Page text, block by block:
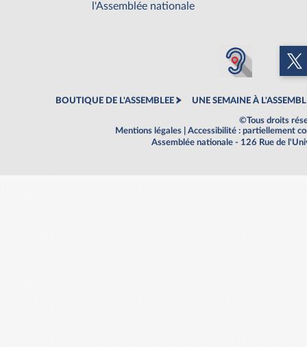
l'Assemblée nationale
BOUTIQUE DE L'ASSEMBLEE UNE SEMAINE À
©Tous droits
Mentions légales
Accessibilité : partiellement
Assemblée nationale - 126 Rue de